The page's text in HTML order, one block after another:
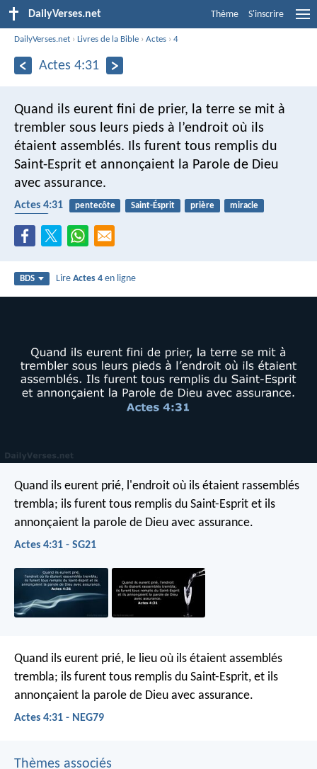
DailyVerses.net Thème S'inscrire
DailyVerses.net ›Livres de la Bible ›Actes ›4
Actes 4:31
Quand ils eurent fini de prier, la terre se mit à
trembler sous leurs pieds à l’endroit où ils
étaient assemblés. Ils furent tous remplis du
Saint-Esprit et annonçaient la Parole de Dieu
avec assurance.
Actes 4:31 pentecôte Saint-Ésprit prière
miracle
BDS LireActes 4 en ligne
Quand ils eurent prié, l'endroit où ils étaient rassemblés
trembla; ils furent tous remplis du Saint-Esprit et ils
annonçaient la parole de Dieu avec assurance.
Actes 4:31 - SG21
Quand ils eurent prié, le lieu où ils étaient assemblés
trembla; ils furent tous remplis du Saint-Esprit, et ils
annonçaient la parole de Dieu avec assurance.
Actes 4:31 - NEG79
Thèmes associés